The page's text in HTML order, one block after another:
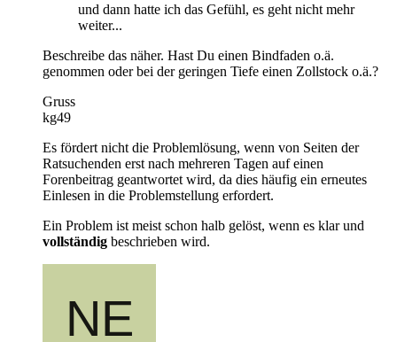
und dann hatte ich das Gefühl, es geht nicht mehr
weiter...
Beschreibe das näher. Hast Du einen Bindfaden o.ä.
genommen oder bei der geringen Tiefe einen Zollstock o.ä.?
Gruss
kg49
Es fördert nicht die Problemlösung, wenn von Seiten der
Ratsuchenden erst nach mehreren Tagen auf einen
Forenbeitrag geantwortet wird, da dies häufig ein erneutes
Einlesen in die Problemstellung erfordert.
Ein Problem ist meist schon halb gelöst, wenn es klar und
vollständig beschrieben wird.